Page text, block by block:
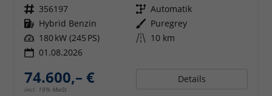
Fahrzeugnr. 356197 Getriebe Automatik
Kraftstoff Hybrid Benzin Außenfarbe Puregrey
Leistung 180 kW (245 PS) Kilometerstand 10 km
01.08.2026
74.600,– €
incl. 19% MwSt.
Details